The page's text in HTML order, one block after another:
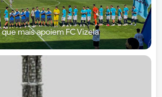
mais apoiem FC Vizela